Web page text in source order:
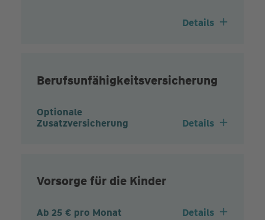
Details
Berufsunfähigkeits­versicherung
Optionale
Zusatzversicherung
Details
Vorsorge für die Kinder
Ab 25 € pro Monat Details